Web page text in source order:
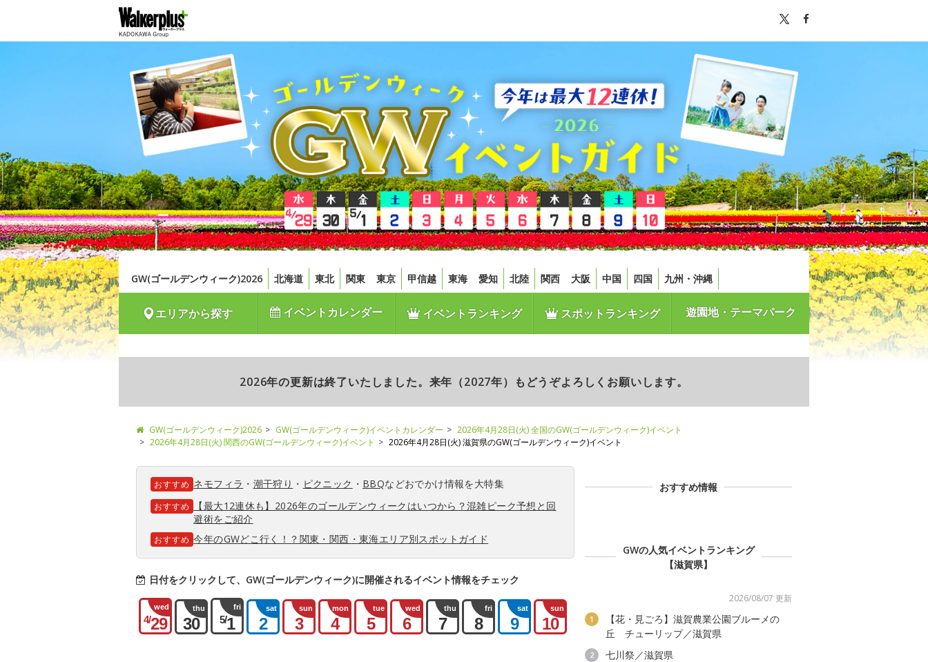
GW(ゴールデンウィーク)2026 北海道 東北 関東 東京 甲信越 東海 愛知 北陸 関西 大阪 中国 四国 九州・沖縄
エリアから探す イベントカレンダー イベントランキング スポットランキング 遊園地・テーマパーク
2026年の更新は終了いたしました。来年（2027年）もどうぞよろしくお願いします。
GW(ゴールデンウィーク)2026 GW(ゴールデンウィーク)イベントカレンダー
2026年4月28日(火) 全国のGW(ゴールデンウィーク)イベント
2026年4月28日(火) 関西のGW(ゴールデンウィーク)イベント
2026年4月28日(火) 滋賀県のGW(ゴールデンウィーク)イベント
おすすめ ネモフィラ ・ 潮干狩り ・ ピクニック ・ BBQなどおでかけ情報を大特集
おすすめ
【最大12連休も】2026年のゴールデンウィークはいつから？混雑ピーク予想と回
避術をご紹介
おすすめ 今年のGWどこ行く！？関東・関西・東海エリア別スポットガイド
日付をクリックして、GW(ゴールデンウィーク)に開催されるイベント情報をチェック
wed
4/29
thu
30
fri
5/1
sat
2
sun
3
mon
4
tue
5
wed
6
thu
7
fri
8
sat
9
sun
10
おすすめ情報
GWの人気イベントランキング
【滋賀県】
2026/08/07 更新
1
【花・見ごろ】滋賀農業公園ブルーメの
丘 チューリップ／滋賀県
2
七川祭／滋賀県